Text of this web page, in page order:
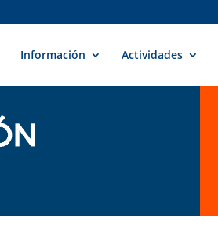
Información Actividades